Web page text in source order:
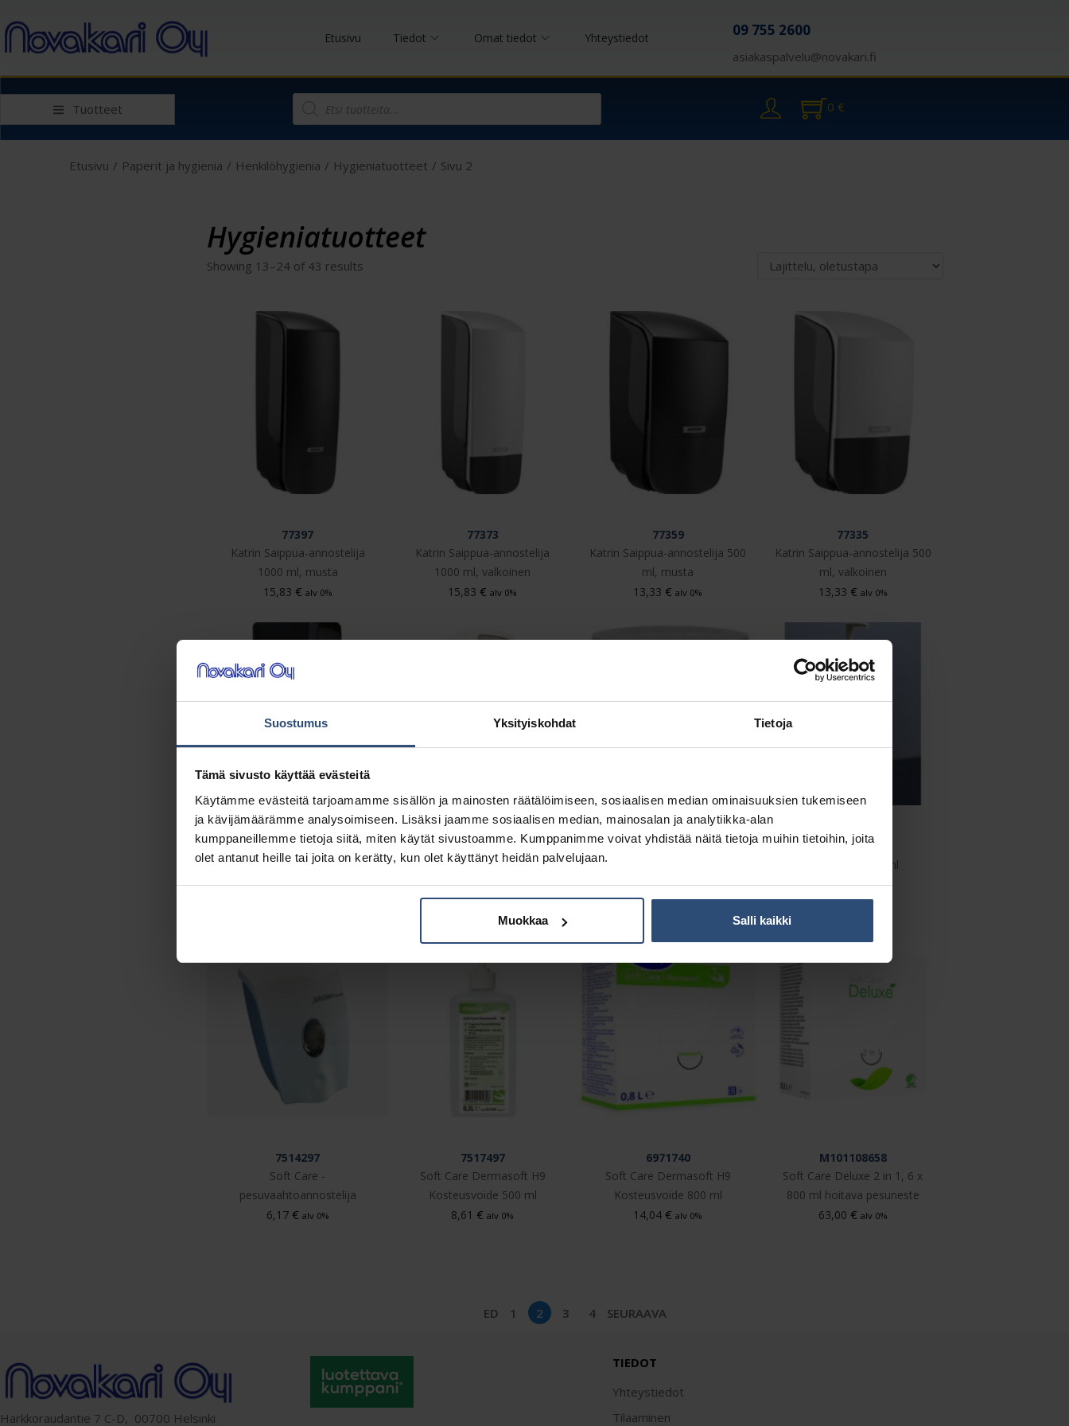
Suostumus Yksityiskohdat Tietoja
Tämä sivusto käyttää evästeitä
Käytämme evästeitä tarjoamamme sisällön ja mainosten räätälöimiseen, sosiaalisen median ominaisuuksien tukemiseen
ja kävijämäärämme analysoimiseen. Lisäksi jaamme sosiaalisen median, mainosalan ja analytiikka-alan
kumppaneillemme tietoja siitä, miten käytät sivustoamme. Kumppanimme voivat yhdistää näitä tietoja muihin tietoihin, joita
olet antanut heille tai joita on kerätty, kun olet käyttänyt heidän palvelujaan.
Muokkaa Salli kaikki
Etusivu Tiedot Omat tiedot Yhteystiedot 09 755 2600
asiakaspalvelu@novakari.fi
Tuotteet 0 €
Etusivu / Paperit ja hygienia / Henkilöhygienia / Hygieniatuotteet / Sivu 2
Hygieniatuotteet
Showing 13–24 of 43 results
77397
Katrin Saippua-annostelija
1000 ml, musta
15,83 € alv 0%
77373
Katrin Saippua-annostelija
1000 ml, valkoinen
15,83 € alv 0%
77359
Katrin Saippua-annostelija 500
ml, musta
13,33 € alv 0%
77335
Katrin Saippua-annostelija 500
ml, valkoinen
13,33 € alv 0%
44702
Katrin Touchfree saippua-
annostelija 500 ml musta
44672
Katrin Touchfree saippua-
annostelija 500 ml valkoinen
58,33 €
55126
15,45 € alv 0%
1207007
Pulloteline 500 ml
13,72 € alv 0%
7514297
Soft Care -
pesuvaahtoannostelija
6,17 € alv 0%
7517497
Soft Care Dermasoft H9
Kosteusvoide 500 ml
8,61 € alv 0%
6971740
Soft Care Dermasoft H9
Kosteusvoide 800 ml
14,04 € alv 0%
M101108658
Soft Care Deluxe 2 in 1, 6 x
800 ml hoitava pesuneste
63,00 € alv 0%
ED 1 2 3 4 SEURAAVA
Harkkoraudantie 7 C-D, 00700 Helsinki
TIEDOT
Yhteystiedot
Tilaaminen